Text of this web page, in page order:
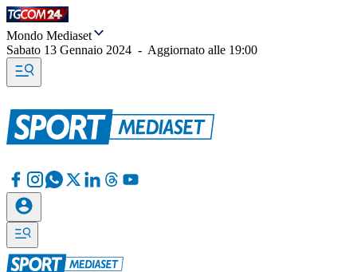
Mondo Mediaset
Sabato 13 Gennaio 2024 - Aggiornato alle 19:00